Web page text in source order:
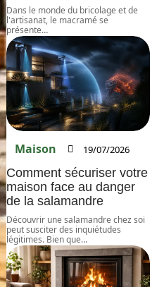
Dans le monde du bricolage et de
l'artisanat, le macramé se
présente…
Maison 19/07/2026
Comment sécuriser votre
maison face au danger
de la salamandre
Découvrir une salamandre chez soi
peut susciter des inquiétudes
légitimes. Bien que…